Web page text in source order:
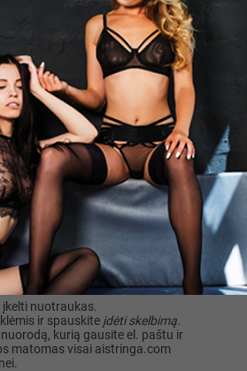
naują skelbimą
svarbiausių sex pažinčių
elementų. Patalpinti
paspaudimais gali visi norintys.
skelbimą.
aktualiausią erotinę kategoriją
svingeriai, erotiniai masažai ar
informaciją apie save ir tai,
informaciją (SVARBU
numeris gali būti nerodomas
paštas, tačiau į pastarąjį jūs
patvirtinti ar vėlesniam
nenorite, kad su jumis susisiektų el.
palikite kitą kontaktinę info.
tekstą, kuriame nurodykite, ko
nuotraukas.
ir spauskite įdėti skelbimą.
kurią gausite el. paštu ir
matomas visai aistringa.com